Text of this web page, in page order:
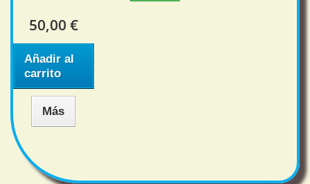
50,00 €
Añadir al
carrito
Más